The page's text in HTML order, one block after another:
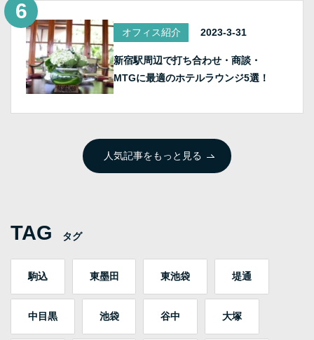
オフィス紹介 2023-3-31
新宿駅周辺で打ち合わせ・商談・
MTGに最適のホテルラウンジ5選！
人気記事をもっと見る
TAG タグ
駒込 東墨田 東池袋 堤通
中目黒 池袋 谷中 大塚